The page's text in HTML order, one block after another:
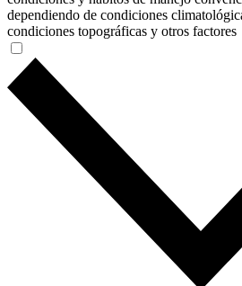
dependiendo de condiciones
condiciones topográficas y otros factores